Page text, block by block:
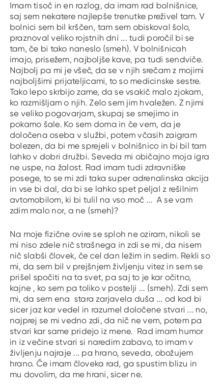
Imam tisoč in en razlog, da imam rad bolnišnice,
saj sem nekatere najlepše trenutke preživel tam. V
bolnici sem bil krščen, tam sem obiskoval šolo,
praznoval veliko rojstnih dni ... tudi poročil bi se
tam, če bi tako naneslo (smeh). V bolnišnicah
imajo, prisežem, najboljše kave, pa tudi sendviče.
Najbolj pa mi je všeč, da se v njih srečam z mojimi
najboljšimi prijateljicami, to so medicinske sestre.
Tako lepo skrbijo zame, da se vsakič malo zjokam,
ko razmišljam o njih. Zelo sem jim hvaležen. Z njimi
se veliko pogovarjam, skupaj se smejimo in
pokamo šale. Ko sem doma in če vem, da je
določena oseba v službi, potem včasih zaigram
bolezen, da bi me sprejeli v bolnišnico in bi bil tam
lahko v dobri družbi. Seveda mi običajno moja igra
ne uspe, na žalost. Rad imam tudi zdravniške
posege, to se mi zdi taka super adrenalinska akcija
in vse bi dal, da bi se lahko spet peljal z rešilnim
avtomobilom, ki bi tulil na vso moč ... A se vam
zdim malo nor, a ne (smeh)?
Na moje fizične ovire se sploh ne oziram, nikoli se
mi niso zdele nič strašnega in zdi se mi, da nisem
nič slabši človek, če cel dan ležim in sedim. Rekli so
mi, da sem bil v prejšnjem življenju vitez in sem se
prišel spočiti na ta svet, pa saj to je kar očitno,
kajne , ko sem pa toliko v postelji ... (smeh). Zdi sem
mi, da sem ena stara zarjavela duša ... od kod bi
sicer jaz kar vedel in razumel določene stvari ... no,
najprej se mi vedno zdi, da nič ne vem, potem pa
stvari kar same pridejo iz mene. Rad imam humor
in iz večine stvari si naredim zabavo, to imam v
življenju najraje ... pa hrano, seveda, obožujem
hrano. Če imam človeka rad, ga spustim blizu in
mu dovolim, da me hrani, sicer ne.